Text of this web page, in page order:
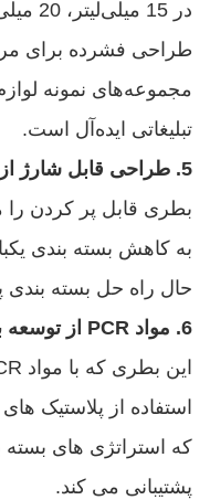
طراحی فشرده برای
مجموعه‌های نمونه
تبلیغاتی ایده‌آل است.
5. طراحی قابل شارژ از استفاده مجدد پشتیبانی می کند
بطری قابل پر کردن را
به کاهش بسته بندی
حال راه حل بسته بندی
6. مواد PCR از توسعه برند پایدار پشتیبانی می کند
استفاده از پلاستیک
که استراتژی های بسته
پشتیبانی می کند.